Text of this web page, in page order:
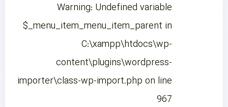
Warning: Undefined variable
$_menu_item_menu_item_parent in
C:\xampp\htdocs\wp-
content\plugins\wordpress-
importer\class-wp-import.php on line
967